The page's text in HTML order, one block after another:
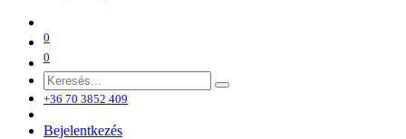
0
0
+36 70 3852 409
Bejelentkezés